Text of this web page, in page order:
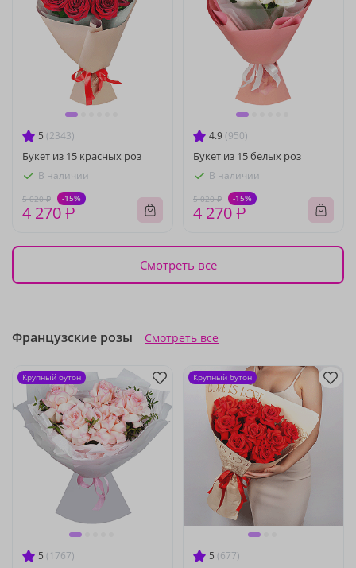
5 (2343)
Букет из 15 красных роз
В наличии
5 020 ₽ -15%
4 270 ₽
4.9 (950)
Букет из 15 белых роз
В наличии
5 020 ₽ -15%
4 270 ₽
Смотреть все
Французские розы Смотреть все
5 (1767)
Крупный бутон
5 (677)
Крупный бутон